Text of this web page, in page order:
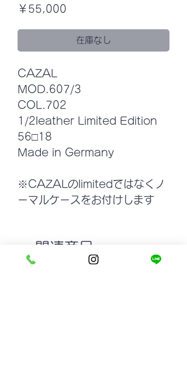
￥55,000
在庫なし
CAZAL
MOD.607/3
COL.702
1/2leather Limited Edition
56□18
Made in Germany
※CAZALのlimitedではなくノ
ーマルケースをお付けします
関連商品